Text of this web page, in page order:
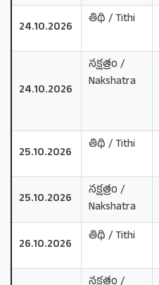
24.10.2026
తిథి / Tithi
24.10.2026
నక్షత్రం /
Nakshatra
25.10.2026
తిథి / Tithi
25.10.2026
నక్షత్రం /
Nakshatra
26.10.2026
తిథి / Tithi